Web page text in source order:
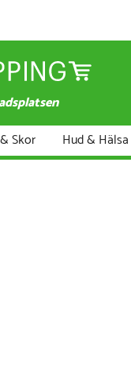
Skor Hud & Hälsa